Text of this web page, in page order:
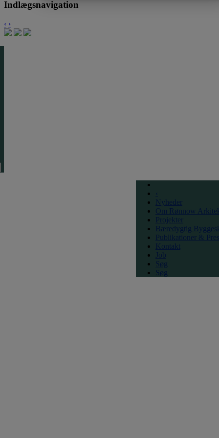
Indlægsnavigation
‹ ›
Nyheder
Om Rønnow
Projekter
Bæredygtig
Publikationer &
Kontakt
Job
Søg
Søg